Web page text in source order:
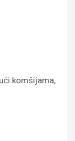
komšijama,